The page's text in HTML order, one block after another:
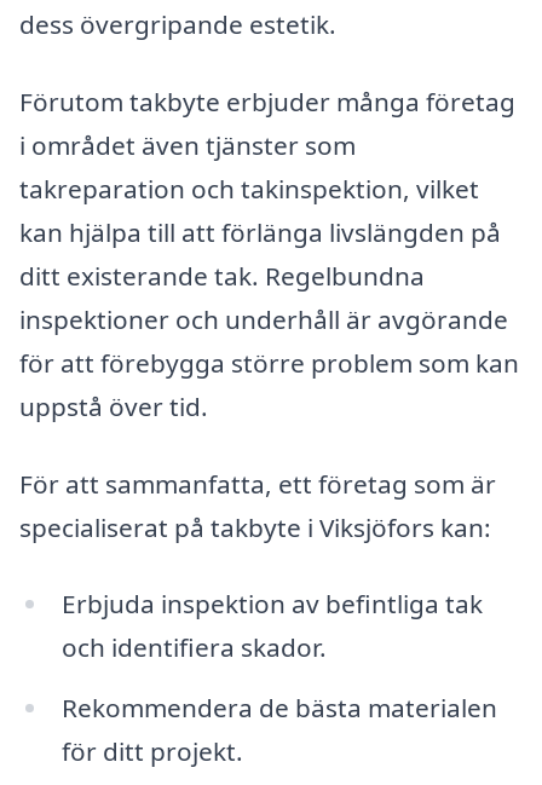
dess övergripande estetik.
Förutom takbyte erbjuder många företag
i området även tjänster som
takreparation och takinspektion, vilket
kan hjälpa till att förlänga livslängden på
ditt existerande tak. Regelbundna
inspektioner och underhåll är avgörande
för att förebygga större problem som kan
uppstå över tid.
För att sammanfatta, ett företag som är
specialiserat på takbyte i Viksjöfors kan:
Erbjuda inspektion av befintliga tak
och identifiera skador.
Rekommendera de bästa materialen
för ditt projekt.